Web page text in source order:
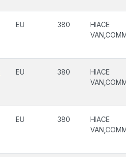
EU 380
HIACE
EU 380
HIACE
EU 380
HIACE